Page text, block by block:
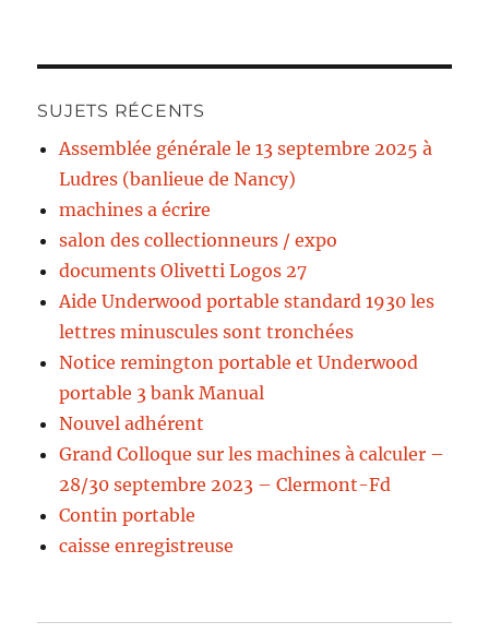
SUJETS RÉCENTS
Assemblée générale le 13 septembre 2025 à
Ludres (banlieue de Nancy)
machines a écrire
salon des collectionneurs / expo
documents Olivetti Logos 27
Aide Underwood portable standard 1930 les
lettres minuscules sont tronchées
Notice remington portable et Underwood
portable 3 bank Manual
Nouvel adhérent
Grand Colloque sur les machines à calculer –
28/30 septembre 2023 – Clermont-Fd
Contin portable
caisse enregistreuse